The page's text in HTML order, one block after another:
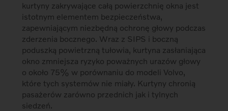
kurtyny zakrywające całą powierzchnię okna jest
istotnym elementem bezpieczeństwa,
zapewniającym niezbędną ochronę głowy podczas
zderzenia bocznego. Wraz z SIPS i boczną
poduszką powietrzną tułowia, kurtyna zasłaniająca
okno zmniejsza ryzyko poważnych urazów głowy
o około 75% w porównaniu do modeli Volvo,
które tych systemów nie miały. Kurtyny chronią
pasażerów zarówno przednich jak i tylnych
siedzeń.